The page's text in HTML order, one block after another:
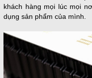
khách hàng mọi lúc mọi
dụng sản phẩm của mình.